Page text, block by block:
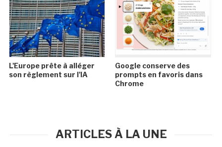
L'Europe prête à alléger
son règlement sur l'IA
Google conserve des
prompts en favoris dans
Chrome
ARTICLES À LA UNE